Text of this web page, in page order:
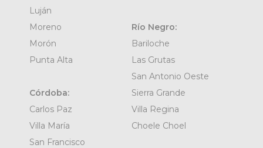
Luján
Moreno
Morón
Punta Alta
Córdoba:
Carlos Paz
Villa María
San Francisco
Río Negro:
Bariloche
Las Grutas
San Antonio Oeste
Sierra Grande
Villa Regina
Choele Choel